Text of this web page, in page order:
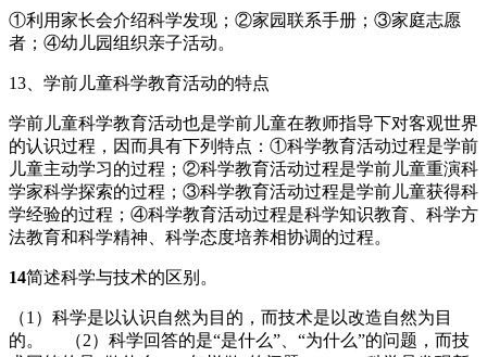
①利用家长会介绍科学发现；②家园联系手册；③家庭志愿
者；④幼儿园组织亲子活动。
13、学前儿童科学教育活动的特点
学前儿童科学教育活动也是学前儿童在教师指导下对客观世界
的认识过程，因而具有下列特点：①科学教育活动过程是学前
儿童主动学习的过程；②科学教育活动过程是学前儿童重演科
学家科学探索的过程；③科学教育活动过程是学前儿童获得科
学经验的过程；④科学教育活动过程是科学知识教育、科学方
法教育和科学精神、科学态度培养相协调的过程。
14简述科学与技术的区别。
（1）科学是以认识自然为目的，而技术是以改造自然为目
的。 （2）科学回答的是“是什么”、“为什么”的问题，而技